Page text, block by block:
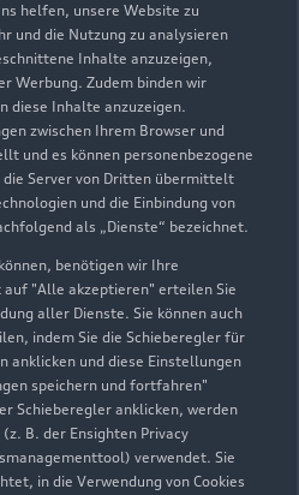
helfen, unsere Website zu
und die Nutzung zu analysieren
Inhalte anzuzeigen,
Werbung. Zudem binden wir
diese Inhalte anzuzeigen.
zwischen Ihrem Browser und
und es können personenbezogene
die Server von Dritten übermittelt
und die Einbindung von
als „Dienste“ bezeichnet.
benötigen wir Ihre
"Alle akzeptieren" erteilen Sie
aller Dienste. Sie können auch
indem Sie die Schieberegler für
anklicken und diese Einstellungen
speichern und fortfahren"
Schieberegler anklicken, werden
B. der Ensighten Privacy
verwendet. Sie
in die Verwendung von Cookies
GmbH +